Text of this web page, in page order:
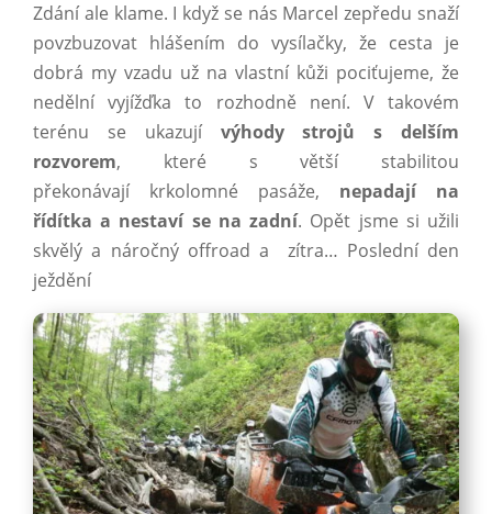
Zdání ale klame. I když se nás Marcel zepředu snaží
povzbuzovat hlášením do vysílačky, že cesta je
dobrá my vzadu už na vlastní kůži pociťujeme, že
nedělní vyjížďka to rozhodně není. V takovém
terénu se ukazujívýhody strojů s delším
rozvorem, které s větší stabilitou
překonávají krkolomné pasáže, nepadají na
řídítka a nestaví se na zadní. Opět jsme si užili
skvělý a náročný offroad a zítra… Poslední den
ježdění